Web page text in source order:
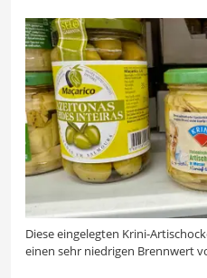
Diese eingelegten Krini-
einen sehr niedrigen Brennwert